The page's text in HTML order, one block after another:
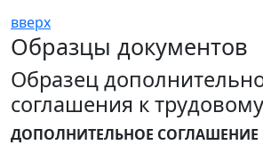
вверх
Образцы документов
Образец
соглашения к
ДОПОЛНИТЕЛЬНОЕ СОГЛАШЕНИЕ